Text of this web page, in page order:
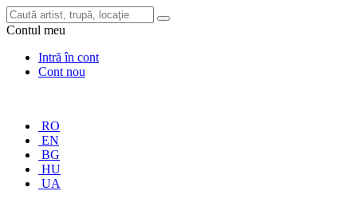
Contul meu
Intră în cont
Cont nou
RO
EN
BG
HU
UA